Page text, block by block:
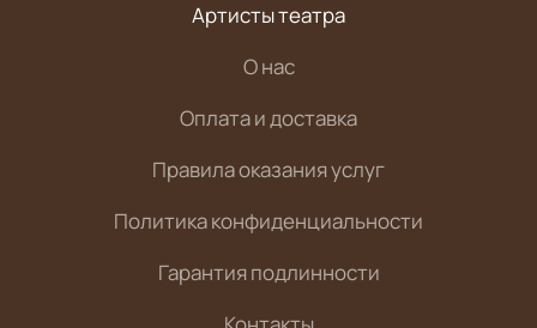
Артисты театра
О нас
Оплата и доставка
Правила оказания услуг
Политика конфиденциальности
Гарантия подлинности